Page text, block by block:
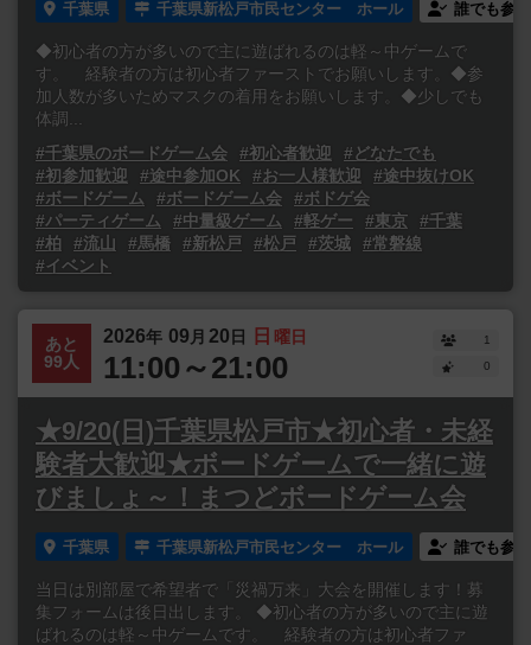
千葉県 千葉県新松戸市民センター ホール 誰でも参加
◆初心者の方が多いので主に遊ばれるのは軽～中ゲームで
す。 経験者の方は初心者ファーストでお願いします。◆参
加人数が多いためマスクの着用をお願いします。◆少しでも
体調...
#千葉県のボードゲーム会
#初心者歓迎
#どなたでも
#初参加歓迎
#途中参加OK #お一人様歓迎
#途中抜けOK
#ボードゲーム
#ボードゲーム会
#ボドゲ会
#パーティゲーム
#中量級ゲーム #軽ゲー #東京
#千葉
#柏
#流山 #馬橋 #新松戸 #松戸 #茨城
#常磐線
#イベント
あと
99人
2026年 09 月 20日 日 曜日
11:00～21:00
1
0
★9/20(日)千葉県松戸市★初心者・未経
験者大歓迎★ボードゲームで一緒に遊
びましょ～！まつどボードゲーム会
千葉県 千葉県新松戸市民センター ホール 誰でも参加
当日は別部屋で希望者で「災禍万来」大会を開催します！募
集フォームは後日出します。 ◆初心者の方が多いので主に遊
ばれるのは軽～中ゲームです。 経験者の方は初心者ファ